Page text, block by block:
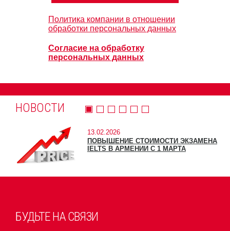
Политика компании в отношении
обработки персональных данных
Согласие на обработку
персональных данных
НОВОСТИ
13.02.2026
ПОВЫШЕНИЕ СТОИМОСТИ ЭКЗАМЕНА
IELTS В АРМЕНИИ С 1 МАРТА
БУДЬТЕ НА СВЯЗИ